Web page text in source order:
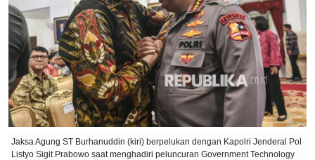
Jaksa Agung ST Burhanuddin (kiri) berpelukan dengan Kapolri Jenderal Pol
Listyo Sigit Prabowo saat menghadiri peluncuran Government Technology